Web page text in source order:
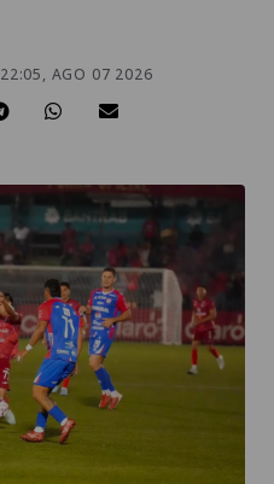
22:05, AGO 07 2026